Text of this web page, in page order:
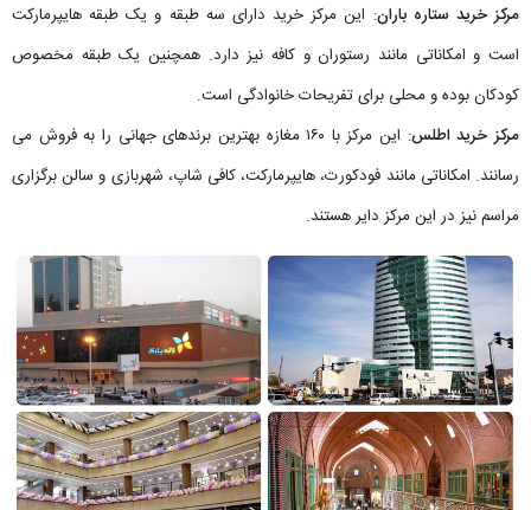
مرکز خرید ستاره باران: این مرکز خرید دارای سه طبقه و یک طبقه هایپرمارکت
است و امکاناتی مانند رستوران و کافه نیز دارد. همچنین یک طبقه مخصوص
کودکان بوده و محلی برای تفریحات خانوادگی است.
مرکز خرید اطلس
: این مرکز با ۱۶۰ مغازه بهترین برندهای جهانی را به فروش می
رسانند. امکاناتی مانند فودکورت، هایپرمارکت، کافی‌ شاپ، شهربازی و سالن برگزاری
مراسم نیز در این مرکز دایر هستند.